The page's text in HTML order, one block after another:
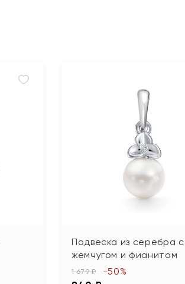
Подвеска из серебра с
жемчугом и фианитом
1 679 ₽ -50%